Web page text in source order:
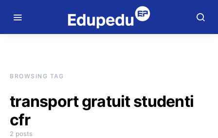
BROWSING TAG
transport gratuit studenti
cfr
2 posts